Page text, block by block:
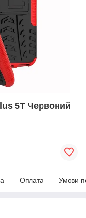
5T Червоний
Оплата Умови